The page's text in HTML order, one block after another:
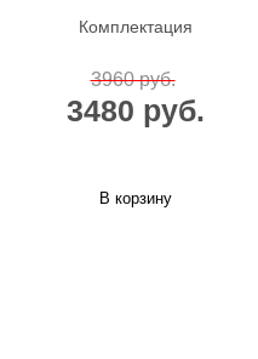
Комплектация
3960 руб.
3480 руб.
В корзину